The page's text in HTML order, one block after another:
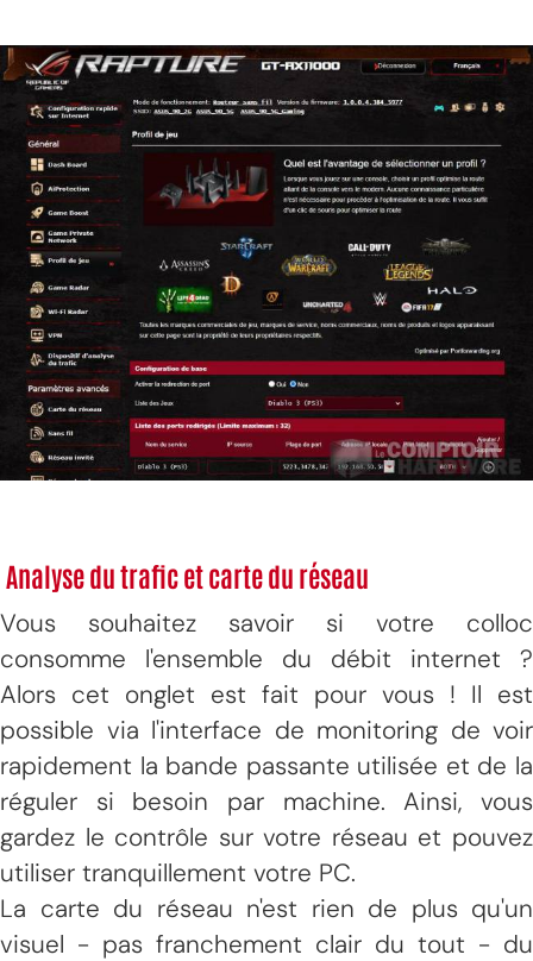
Analyse du trafic et carte du réseau
Vous souhaitez savoir si votre colloc
consomme l'ensemble du débit internet ?
Alors cet onglet est fait pour vous ! Il est
possible via l'interface de monitoring de voir
rapidement la bande passante utilisée et de la
réguler si besoin par machine. Ainsi, vous
gardez le contrôle sur votre réseau et pouvez
utiliser tranquillement votre PC.
La carte du réseau n'est rien de plus qu'un
visuel - pas franchement clair du tout - du